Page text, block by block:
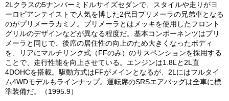
2Lクラスの5ナンバーミドルサイズセダンで、スタイルや走りがヨ
ーロピアンテイストで人気を博した2代目プリメーラの兄弟車となる
のがプリメーラカミノ。プリメーラとはメッキを使用したフロント
グリルのデザインなどが異なる程度だ。基本コンポーネンツはプリ
メーラと同じで、後席の居住性の向上のため大きくなったボディ
を、リアにマルチリンク式（FFのみ）のサスペンションを採用する
ことで、走行性能を向上させている。エンジンは1.8Lと2L直
4DOHCを搭載。駆動方式はFFがメインとなるが、2Lにはフルタイ
ム4WDモデルもラインナップ。運転席のSRSエアバッグは全車に標
準装備だ。（1995.9）